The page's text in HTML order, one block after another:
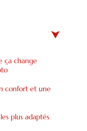
ça change
confort et une
plus adaptés